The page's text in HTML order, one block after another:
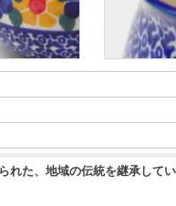
た、地域の伝統を継承してい